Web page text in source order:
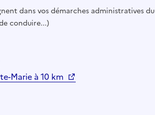
dans vos démarches administratives du
conduire...)
Marie à 10 km